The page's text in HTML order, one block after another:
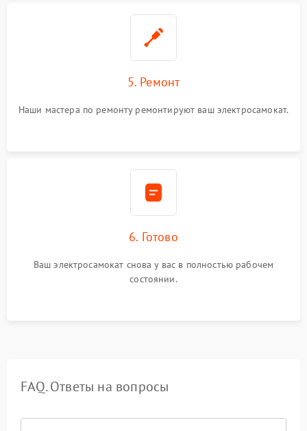
5. Ремонт
Наши мастера по ремонту ремонтируют ваш электросамокат.
6. Готово
Ваш электросамокат снова у вас в полностью рабочем
состоянии.
FAQ. Ответы на вопросы